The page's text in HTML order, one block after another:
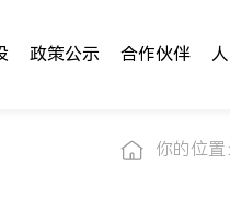
政策公示 合作伙伴
你的位置